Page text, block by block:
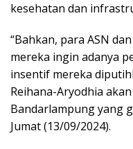
kesehatan dan
“Bahkan, para ASN
mereka ingin adanya
insentif mereka
Reihana-Aryodhia
Bandarlampung yang
Jumat (13/09/2024).